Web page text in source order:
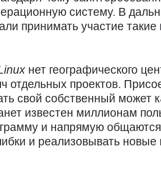
систему. В
принимать участие такие
нет географического
отдельных проектов.
свой собственный может
известен миллионам
и напрямую
и реализовывать